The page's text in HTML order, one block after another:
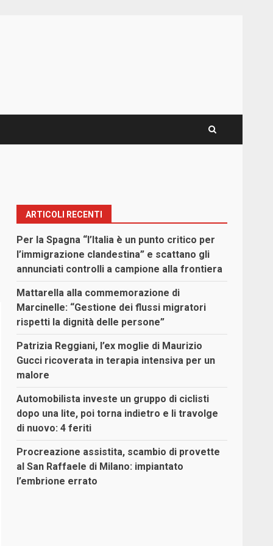
ARTICOLI RECENTI
Per la Spagna “l’Italia è un punto critico per
l’immigrazione clandestina” e scattano gli
annunciati controlli a campione alla frontiera
Mattarella alla commemorazione di
Marcinelle: “Gestione dei flussi migratori
rispetti la dignità delle persone”
Patrizia Reggiani, l’ex moglie di Maurizio
Gucci ricoverata in terapia intensiva per un
malore
Automobilista investe un gruppo di ciclisti
dopo una lite, poi torna indietro e li travolge
di nuovo: 4 feriti
Procreazione assistita, scambio di provette
al San Raffaele di Milano: impiantato
l’embrione errato